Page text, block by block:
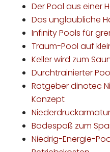
Der Pool aus einer
Das unglaubliche
Infinity Pools für
Traum-Pool auf
Keller wird zum
Durchtrainierter
Ratgeber dinotec
Konzept
Badespaß zum
Niedrig-Energie-